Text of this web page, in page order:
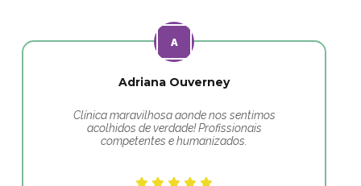
Adriana Ouverney
Clínica maravilhosa aonde nos sentimos
acolhidos de verdade! Profissionais
competentes e humanizados.